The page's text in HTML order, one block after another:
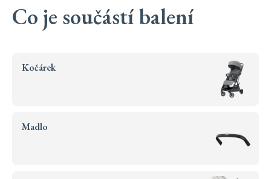
Co je součástí balení
Kočárek
Madlo